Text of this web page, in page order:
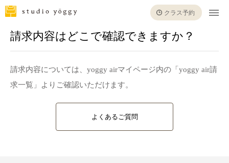
クラス予約
請求内容はどこで確認できますか？
請求内容については、yoggy airマイページ内の「yoggy air請
求一覧」よりご確認いただけます。
よくあるご質問